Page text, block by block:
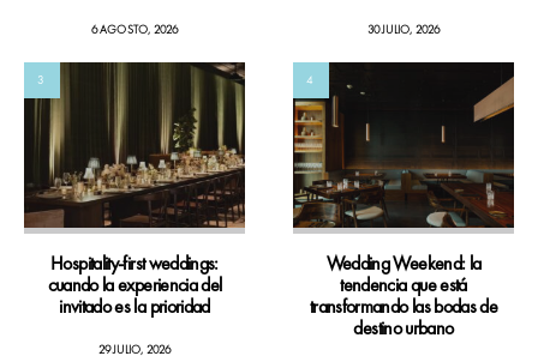
6 AGOSTO, 2026 30 JULIO, 2026
3
Hospitality-first weddings:
cuando la experiencia del
invitado es la prioridad
29 JULIO, 2026
4
Wedding Weekend: la
tendencia que está
transformando las bodas de
destino urbano